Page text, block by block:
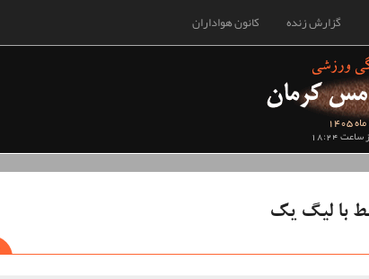
کانون هواداران گزارش زنده
18:24
با لیگ یک